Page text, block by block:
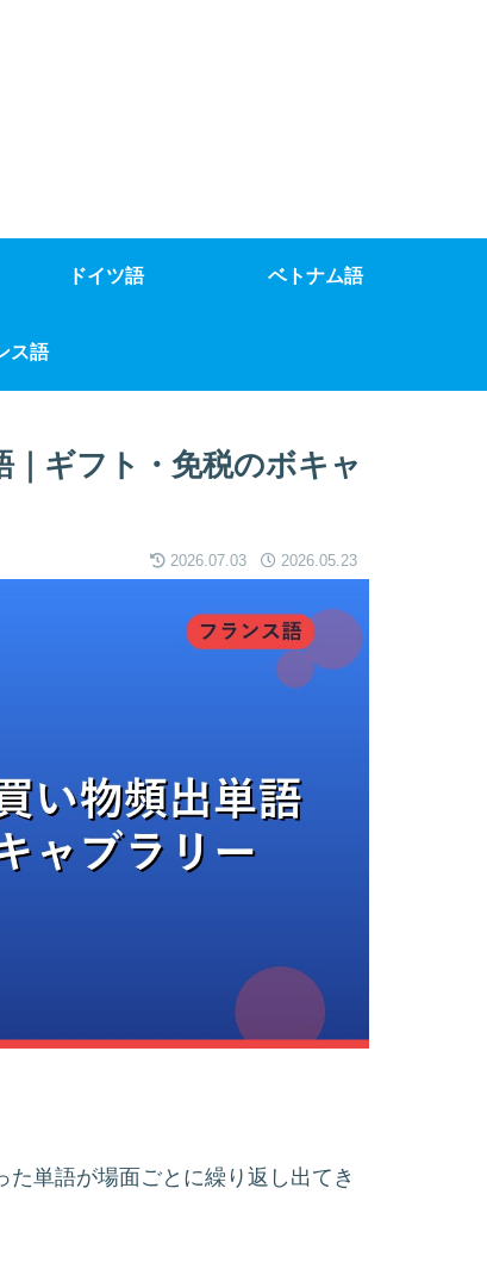
ドイツ語 ベトナム語
ス語
ギフト・免税のボキャ
2026.07.03 2026.05.23
単語が場面ごとに繰り返し出てき